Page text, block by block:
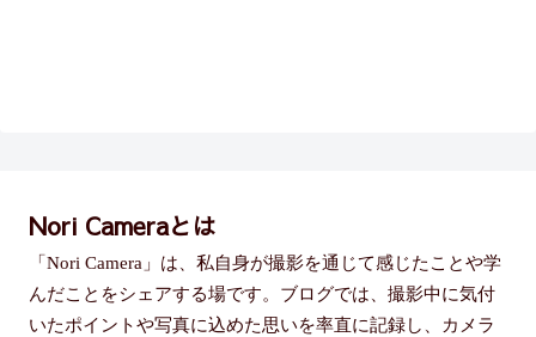
Nori Cameraとは
「Nori Camera」は、私自身が撮影を通じて感じたことや学
んだことをシェアする場です。ブログでは、撮影中に気付
いたポイントや写真に込めた思いを率直に記録し、カメラ